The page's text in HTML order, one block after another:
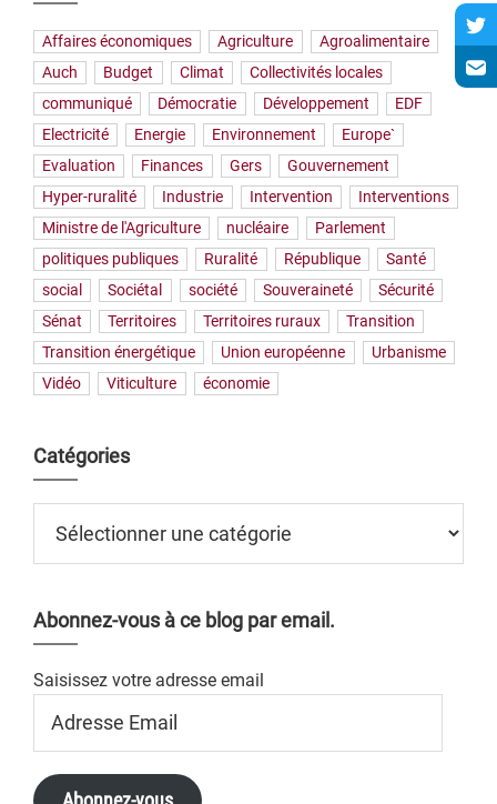
Affaires économiques Agriculture
Agroalimentaire
Auch
Budget Climat
Collectivités locales
communiqué
Démocratie Développement
EDF
Electricité
Energie Environnement
Europe`
Evaluation
Finances Gers
Gouvernement
Hyper-ruralité
Industrie Intervention
Interventions
Ministre de l'Agriculture
nucléaire
Parlement
politiques publiques
Ruralité République
Santé
social
Sociétal société Souveraineté
Sécurité
Sénat
Territoires Territoires ruraux
Transition
Transition énergétique
Union européenne
Urbanisme
Vidéo
Viticulture économie
Catégories
Abonnez-vous à ce blog par email.
Saisissez votre adresse email
Email